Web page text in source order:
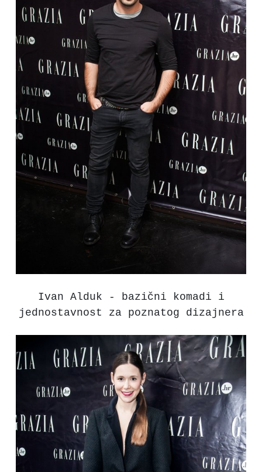
Ivan Alduk - bazični komadi i
jednostavnost za poznatog dizajnera